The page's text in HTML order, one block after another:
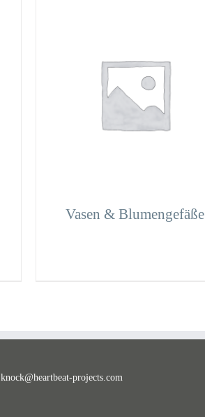
Vasen & Blumengefäße
knock@heartbeat-projects.com